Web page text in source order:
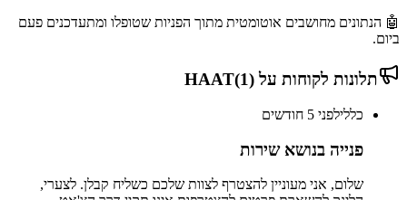
🤖 הנתונים מחושבים אוטומטית מתוך הפניות שטופלו ומתעדכנים פעם
ביום.
תלונות לקוחות על HAAT(1)
כללילפני 5 חודשים
פנייה בנושא שירות
שלום, אני מעוניין להצטרף לצוות שלכם כשליח קבלן. לצערי,